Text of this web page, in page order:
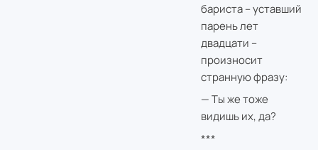
бариста – уставший
парень лет
двадцати –
произносит
странную фразу:
— Ты же тоже
видишь их, да?
***